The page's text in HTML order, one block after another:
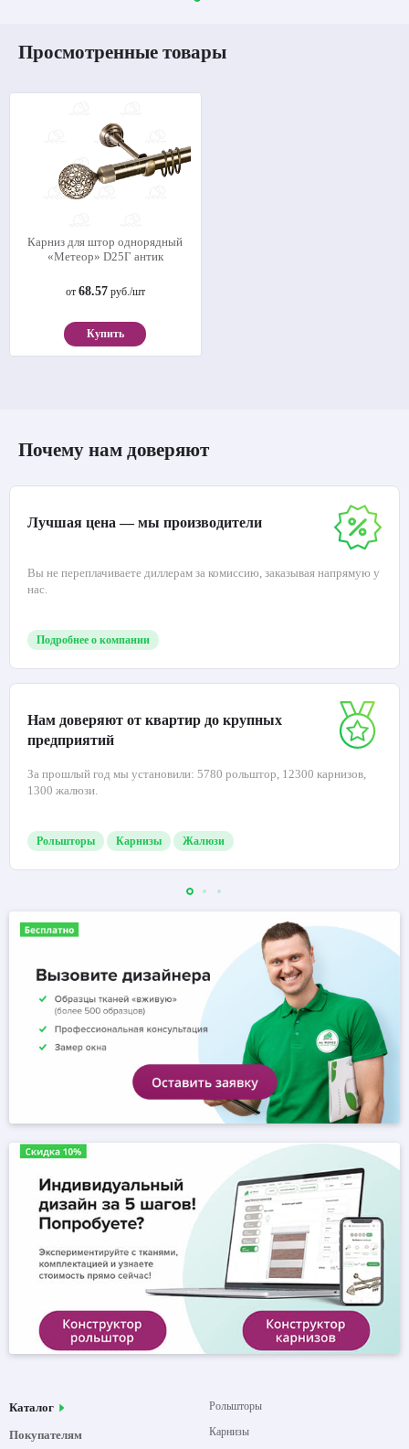
Просмотренные товары
Карниз для штор однорядный
«Метеор» D25Г антик
от 68.57руб./шт
Купить
Почему нам доверяют
Лучшая цена — мы производители
Вы не переплачиваете диллерам за комиссию, заказывая напрямую у
нас.
Подробнее о компании
Нам доверяют от квартир до крупных
предприятий
За прошлый год мы установили: 5780 рольштор, 12300 карнизов,
1300 жалюзи.
Рольшторы Карнизы Жалюзи
Каталог
Покупателям
Рольшторы
Карнизы